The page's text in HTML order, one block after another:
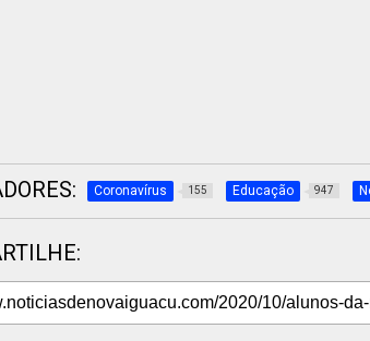
Coronavírus 155 Educação 947